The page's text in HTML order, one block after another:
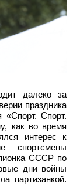
далеко за
праздника
Спорт.
как во время
интерес к
спортсмены
СССР по
дни войны
партизанкой.